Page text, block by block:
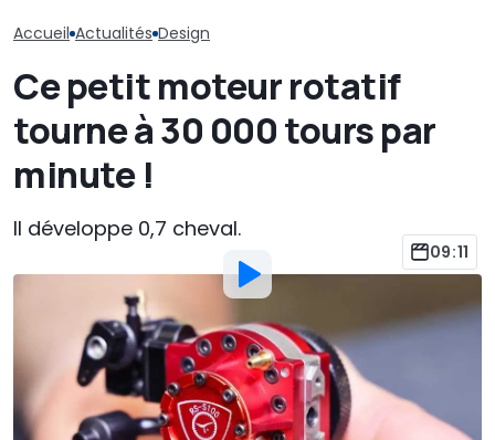
Accueil Actualités Design
Ce petit moteur rotatif
tourne à 30 000 tours par
minute !
Il développe 0,7 cheval.
09:11
Par: Jacob Oliva
Traduit par:Khalil Bouguerra
27 Jun 2022à20:00
Ajouter Motor1.com en tant que
source préférée sur Google